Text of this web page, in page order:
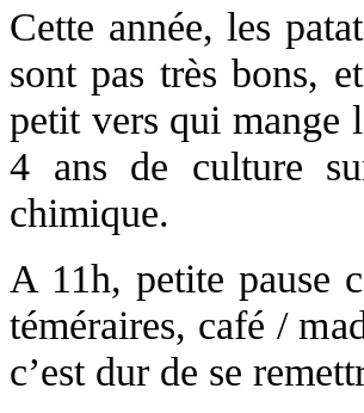
Cette année, les
sont pas très bons,
petit vers qui mange
4 ans de culture
chimique.
A 11h, petite pause
téméraires, café /
c’est dur de se